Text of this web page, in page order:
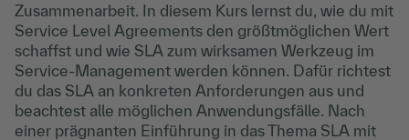
Zusammenarbeit. In diesem Kurs lernst du, wie du mit
Service Level Agreements den größtmöglichen Wert
schaffst und wie SLA zum wirksamen Werkzeug im
Service-Management werden können. Dafür richtest
du das SLA an konkreten Anforderungen aus und
beachtest alle möglichen Anwendungsfälle. Nach
einer prägnanten Einführung in das Thema SLA mit